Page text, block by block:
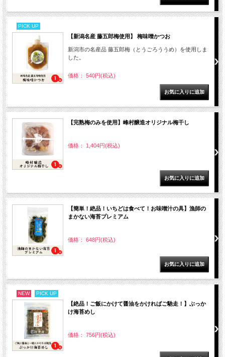
PICK UP
【新潟名産 藤五郎梅使用】 梅味噌かつお
新潟市の名産品 藤五郎梅（とうごろううめ）を使用しま
した。
価格： 540円(税込)
【完熟梅のみを使用】峰村醸造オリジナル梅干し
価格： 1,404円(税込)
【簡単！絶品！いちどは食べて！お味噌汁の具】漁師の
まかない海苔プレミアム
価格： 648円(税込)
NEW PICK UP
【絶品！ご飯にかけて醤油をかければご馳走！】ぶっか
け海苔めし
価格： 756円(税込)